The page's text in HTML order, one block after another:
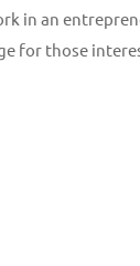
in an
for those